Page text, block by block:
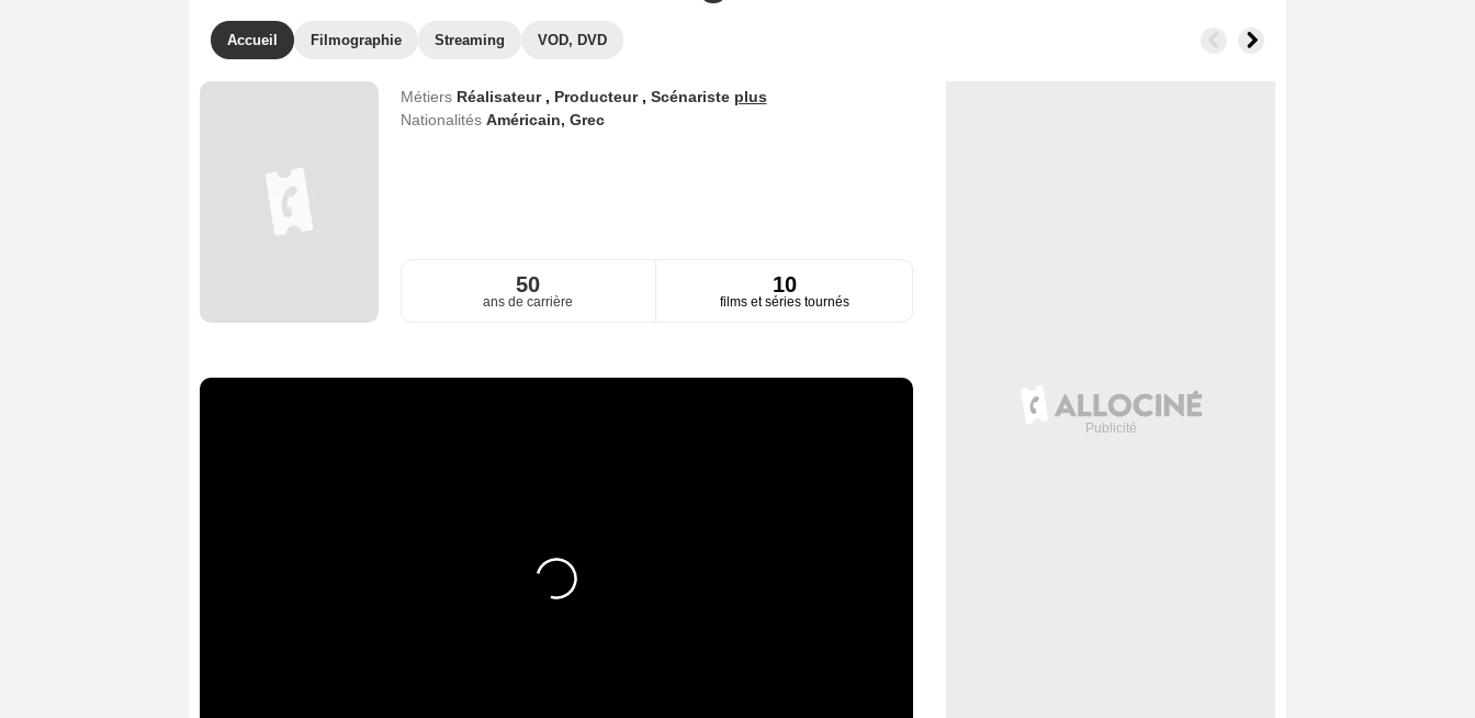
Accueil Filmographie Streaming VOD, DVD
Métiers Réalisateur , Producteur , Scénariste plus
Nationalités Américain, Grec
50
ans de carrière
10
films et séries tournés